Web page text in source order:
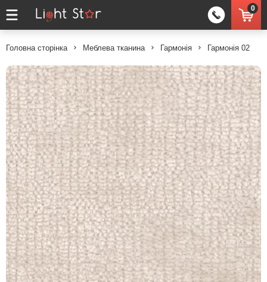
0
Головна сторінка Меблева тканина Гармонія Гармонія 02